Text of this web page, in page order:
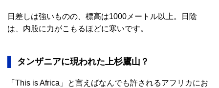
日差しは強いものの、標高は1000メートル以上。日陰
は、内股に力がこもるほどに寒いです。
タンザニアに現われた上杉鷹山？
「This is Africa」と言えばなんでも許されるアフリカにお